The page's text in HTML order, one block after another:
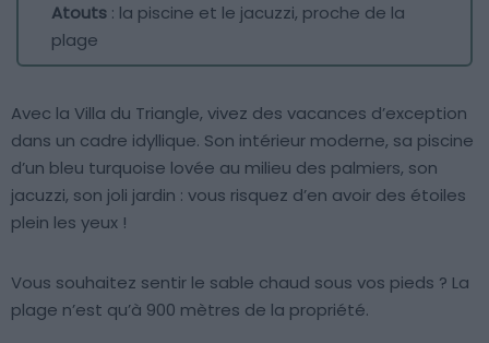
Atouts : la piscine et le jacuzzi, proche de la
plage
Avec la Villa du Triangle, vivez des vacances d’exception
dans un cadre idyllique. Son intérieur moderne, sa piscine
d’un bleu turquoise lovée au milieu des palmiers, son
jacuzzi, son joli jardin : vous risquez d’en avoir des étoiles
plein les yeux !
Vous souhaitez sentir le sable chaud sous vos pieds ? La
plage n’est qu’à 900 mètres de la propriété.